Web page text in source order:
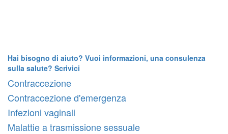
Hai bisogno di aiuto? Vuoi informazioni, una consulenza
sulla salute? Scrivici
Contraccezione
Contraccezione d'emergenza
Infezioni vaginali
Malattie a trasmissione sessuale